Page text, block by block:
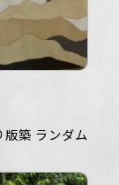
版築 ランダム